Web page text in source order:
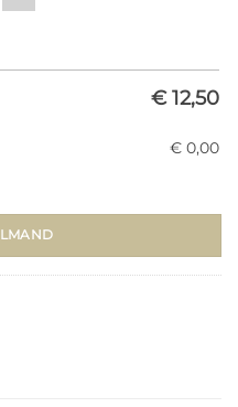
€ 12,50
€ 0,00
aantal